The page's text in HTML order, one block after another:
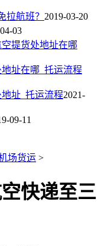
拉航班？ 2019-03-20
03
提货处地址在哪
址在哪_托运流程
址_托运流程2021-
09-11
场货运 >
快递至三